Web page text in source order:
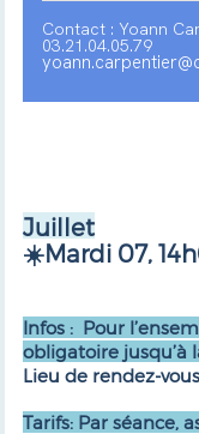
Contact : Yoann
03.21.04.05.79
Juillet
☀️Mardi 07,
Infos : Pour
obligatoire jusqu’à
Lieu de rendez-
Tarifs: Par séance,